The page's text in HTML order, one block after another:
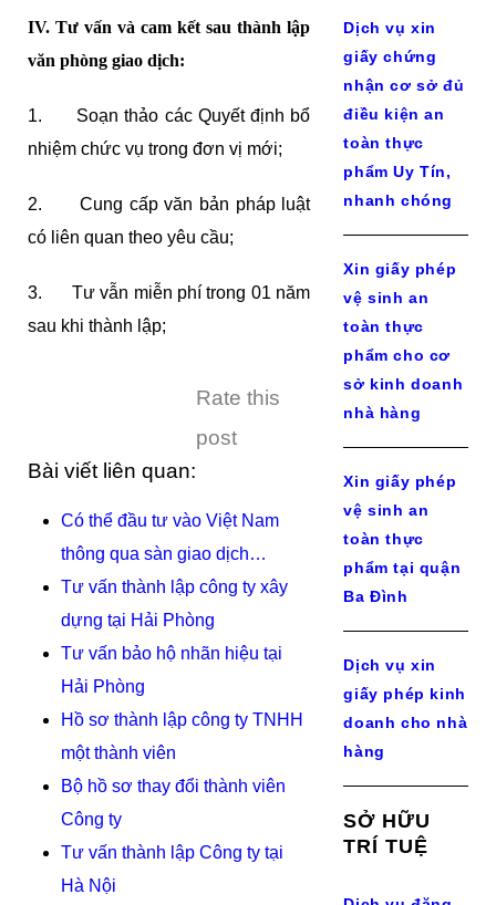
IV. Tư vấn và cam kết sau thành lập
văn phòng giao dịch:
1. Soạn thảo các Quyết định bổ
nhiệm chức vụ trong đơn vị mới;
2. Cung cấp văn bản pháp luật
có liên quan theo yêu cầu;
3. Tư vẫn miễn phí trong 01 năm
sau khi thành lập;
Rate this
post
Bài viết liên quan:
Có thể đầu tư vào Việt Nam
thông qua sàn giao dịch…
Tư vấn thành lập công ty xây
dựng tại Hải Phòng
Tư vấn bảo hộ nhãn hiệu tại
Hải Phòng
Hồ sơ thành lập công ty TNHH
một thành viên
Bộ hồ sơ thay đổi thành viên
Công ty
Tư vấn thành lập Công ty tại
Hà Nội
Dịch vụ xin
giấy chứng
nhận cơ sở đủ
điều kiện an
toàn thực
phẩm Uy Tín,
nhanh chóng
Xin giấy phép
vệ sinh an
toàn thực
phẩm cho cơ
sở kinh doanh
nhà hàng
Xin giấy phép
vệ sinh an
toàn thực
phẩm tại quận
Ba Đình
Dịch vụ xin
giấy phép kinh
doanh cho nhà
hàng
SỞ HỮU
TRÍ TUỆ